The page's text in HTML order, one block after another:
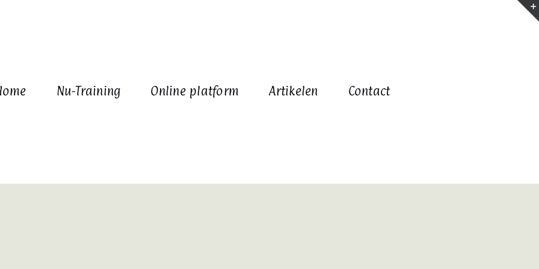
Nu-Training Online platform Artikelen Contact